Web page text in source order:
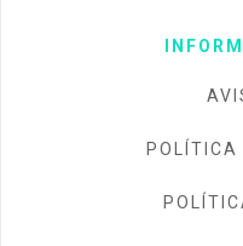
POLÍTICA